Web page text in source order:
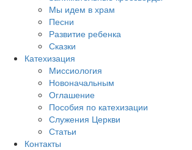
Мы идем в храм
Песни
Развитие ребенка
Сказки
Катехизация
Миссиология
Новоначальным
Оглашение
Пособия по катехизации
Служения Церкви
Статьи
Контакты